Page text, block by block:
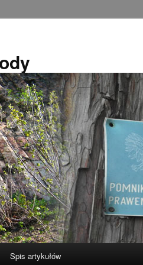
Spis artykułów